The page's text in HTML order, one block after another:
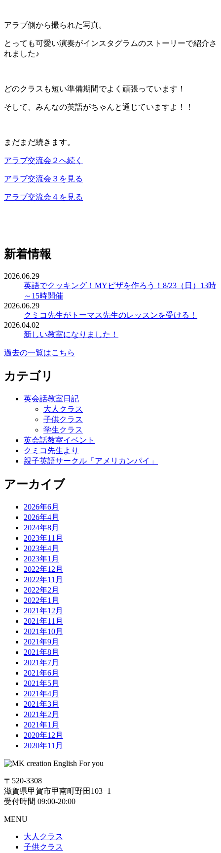
アラブ側から撮られた写真。
とっても可愛い演奏がインスタグラムのストーリーで紹介さ
れました♪
どのクラスも短い準備期間でよく頑張っています！
そして、みんなの英語がちゃんと通じていますよ！！
まだまだ続きます。
アラブ交流会２へ続く
アラブ交流会３を見る
アラブ交流会４を見る
新着情報
2026.06.29
英語でクッキング！MYピザを作ろう！8/23（日）13時
～15時開催
2026.06.29
クミコ先生がトーマス先生のレッスンを受ける！
2026.04.02
新しい教室になりました！
過去の一覧はこちら
カテゴリ
英会話教室日記
大人クラス
子供クラス
学生クラス
英会話教室イベント
クミコ先生より
親子英語サークル「アメリカンパイ」
アーカイブ
2026年6月
2026年4月
2024年8月
2023年11月
2023年4月
2023年1月
2022年12月
2022年11月
2022年2月
2022年1月
2021年12月
2021年11月
2021年10月
2021年9月
2021年8月
2021年7月
2021年6月
2021年5月
2021年4月
2021年3月
2021年2月
2021年1月
2020年12月
2020年11月
〒520-3308
滋賀県甲賀市甲南町野田103−1
受付時間 09:00-20:00
MENU
大人クラス
子供クラス